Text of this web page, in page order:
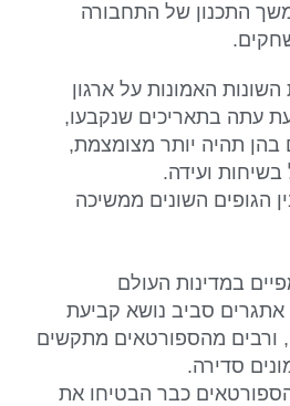
התכנון של התחבורה
האמונות על ארגון
עתה בתאריכים שנקבעו,
תהיה יותר מצומצמת,
בשיחות ועידה.
הגופים השונים ממשיכה
במדינות העולם
אתגרים סביב נושא קביעת
ורבים מהספורטאים מתקשים
סדירה.
לזמן זה, 57% מהספורטאים כבר הבטיחו את